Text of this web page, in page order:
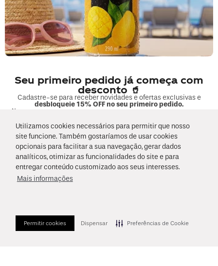
Utilizamos cookies necessários para permitir que nosso
site funcione. Também gostaríamos de usar cookies
opcionais para facilitar a sua navegação, gerar dados
analíticos, otimizar as funcionalidades do site e para
entregar conteúdo customizado aos seus interesses.
Mais informações
Permitir cookies Dispensar Preferências de Cookie
Seu primeiro pedido já começa com
desconto 🥤
Cadastre-se para receber novidades e ofertas exclusivas e
desbloqueie 15% OFF no seu primeiro pedido.
Nome
E-mail
Data de Nascimento
Cadastrar!
Li e concordo com osTermos & Condiçõese Políticas de Privacidade
Segunda a sexta, das 9h às 17h.
Exceto feriados.
Fale sobre seu pedido